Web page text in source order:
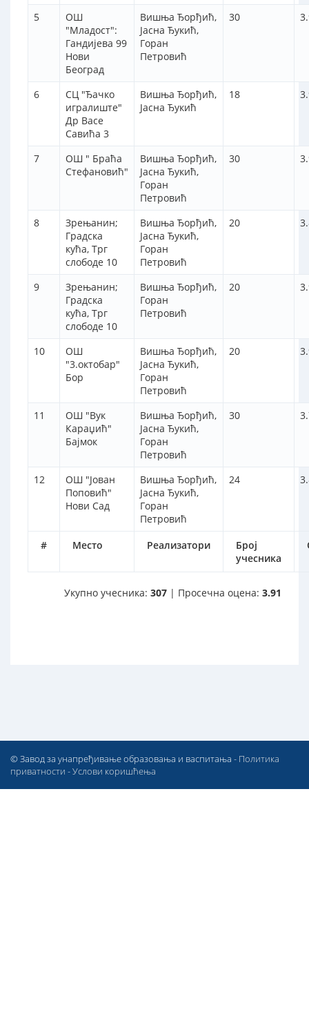
# Место Реализатори
Број
учесника
5
ОШ
"Младост":
Гандијева 99
Нови
Београд
Вишња Ђорђић,
Јасна Ђукић,
Горан
Петровић
30
6
СЦ "Ђачко
игралиште"
Др Васе
Савића 3
Вишња Ђорђић,
Јасна Ђукић
18
7
ОШ " Браћа
Стефановић"
Вишња Ђорђић,
Јасна Ђукић,
Горан
Петровић
30
8
Зрењанин;
Градска
кућа, Трг
слободе 10
Вишња Ђорђић,
Јасна Ђукић,
Горан
Петровић
20
9
Зрењанин;
Градска
кућа, Трг
слободе 10
Вишња Ђорђић,
Горан
Петровић
20
10
ОШ
"3.октобар"
Бор
Вишња Ђорђић,
Јасна Ђукић,
Горан
Петровић
20
11
ОШ "Вук
Караџић"
Бајмок
Вишња Ђорђић,
Јасна Ђукић,
Горан
Петровић
30
12
ОШ "Јован
Поповић"
Нови Сад
Вишња Ђорђић,
Јасна Ђукић,
Горан
Петровић
24
Укупно учесника: 307 | Просечна оцена: 3.91
© Завод за унапређивање образовања и васпитања - Политика
приватности -Услови коришћења